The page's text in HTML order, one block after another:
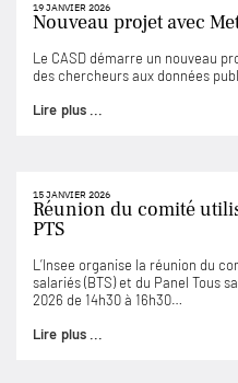
19 JANVIER 2026
Nouveau projet avec
Le CASD démarre un nouveau
des chercheurs aux données
Lire plus ...
15 JANVIER 2026
Réunion du comité
PTS
L’Insee organise la réunion du
salariés (BTS) et du Panel Tous
2026 de 14h30 à 16h30…
Lire plus ...